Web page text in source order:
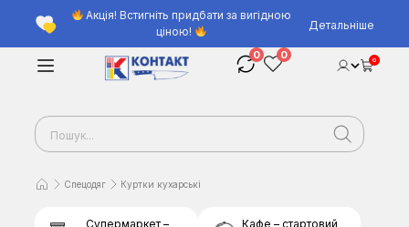
Акція! Встигніть придбати за вигідною
ціною!
Детальніше
0 0 0
Спецодяг Куртки кухарські
Супермаркет –
Кафе – стартовий